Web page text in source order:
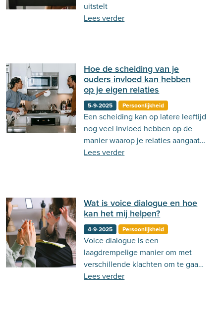
Emoties
uitstelt
Lees verder
Hoe de scheiding van je
ouders invloed kan hebben
op je eigen relaties
5-9-2025 Persoonlijkheid
Een scheiding kan op latere leeftijd
nog veel invloed hebben op de
manier waarop je relaties aangaat
en onderhoudt. Lees er hier meer
Lees verder
Wat is voice dialogue en hoe
kan het mij helpen?
4-9-2025 Persoonlijkheid
Voice dialogue is een
laagdrempelige manier om met
verschillende klachten om te gaan,
om zo meer balans te krijgen in het
Lees verder